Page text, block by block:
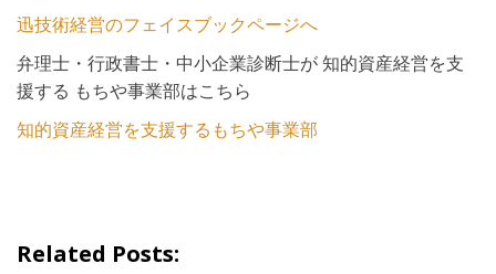
迅技術経営のフェイスブックページへ
弁理士・行政書士・中小企業診断士が 知的資産経営を支
援する もちや事業部はこちら
知的資産経営を支援するもちや事業部
Related Posts: